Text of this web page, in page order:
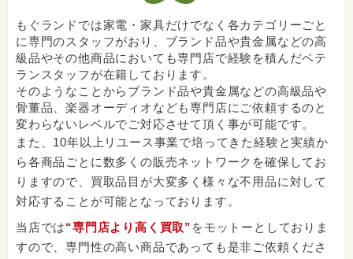
もぐランドでは家電・家具だけでなく各カテゴリーごと
に専門のスタッフがおり、ブランド品や貴金属などの高
級品やその他商品においても専門店で経験を積んだベテ
ランスタッフが在籍しております。
そのようなことからブランド品や貴金属などの高級品や
骨董品、楽器オーディオなども専門店にご依頼するのと
変わらないレベルでご対応させて頂く事が可能です。
また、10年以上リユース事業で培ってきた経験と実績か
ら各商品ごとに数多くの販売ネットワークを確保してお
りますので、買取品目が大変多く様々な不用品に対して
対応することが可能となっております。
当店では“専門店より高く買取” をモットーとしておりま
すので、専門性の高い商品であっても是非ご依頼くださ